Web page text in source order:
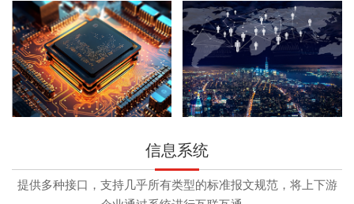
信息系统
提供多种接口，支持几乎所有类型的标准报文规范，将上下游